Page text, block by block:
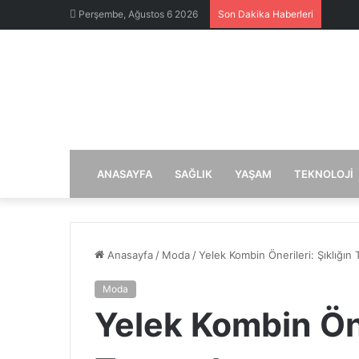
Perşembe, Ağustos 6 2026 Son Dakika Haberleri
ANASAYFA SAĞLIK YAŞAM TEKNOLOJI
Anasayfa / Moda /Yelek Kombin Önerileri: Şıklığın
Moda
Yelek Kombin